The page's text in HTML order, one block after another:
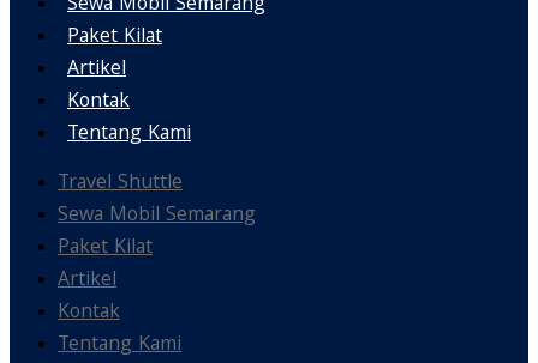
Paket Kilat
Artikel
Kontak
Tentang Kami
Travel Shuttle
Sewa Mobil Semarang
Paket Kilat
Artikel
Kontak
Tentang Kami